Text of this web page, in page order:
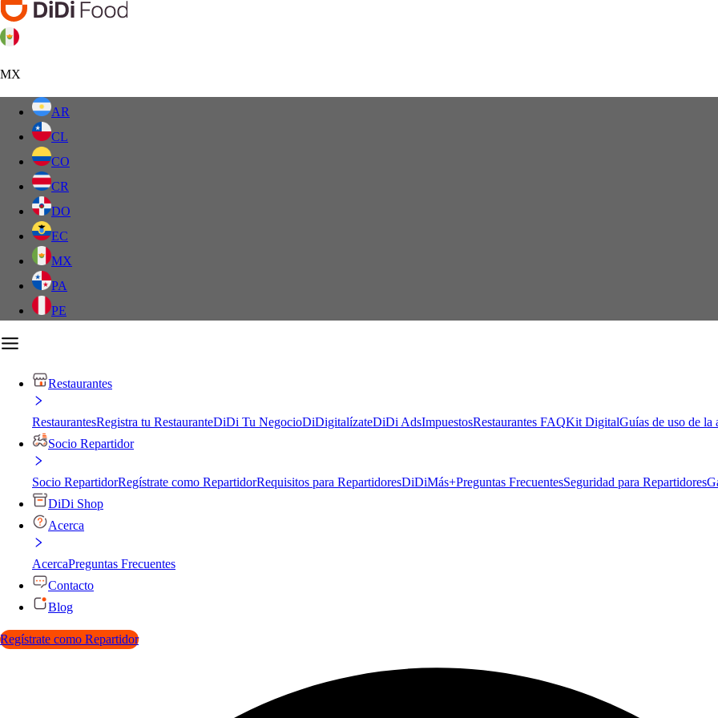
MX
AR
CL
CO
CR
DO
EC
MX
PA
PE
Restaurantes
RestaurantesRegistra tu RestauranteDiDi Tu NegocioDiDigitalízateDiDi AdsImpuestosRestaurantes FAQKit DigitalGuías de uso de la
Socio Repartidor
Socio RepartidorRegístrate como RepartidorRequisitos para RepartidoresDiDiMás+Preguntas FrecuentesSeguridad para Repartidores
DiDi Shop
Acerca
AcercaPreguntas Frecuentes
Contacto
Blog
Regístrate como Repartidor